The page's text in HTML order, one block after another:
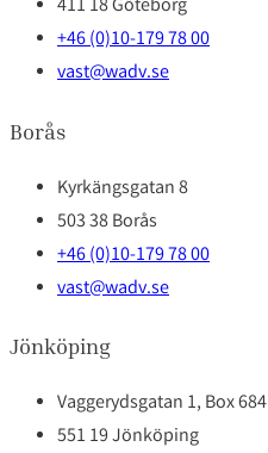
411 18 Göteborg
+46 (0)10-179 78 00
vast@wadv.se
Borås
Kyrkängsgatan 8
503 38 Borås
+46 (0)10-179 78 00
vast@wadv.se
Jönköping
Vaggerydsgatan 1, Box 684
551 19 Jönköping